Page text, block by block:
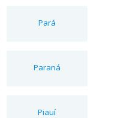
Pará
Paraná
Piauí